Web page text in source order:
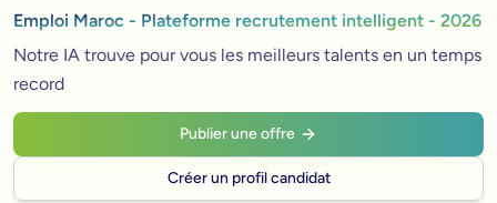
Emploi Maroc - Plateforme recrutement intelligent - 2026
Notre IA trouve pour vous les meilleurs talents en un temps
record
Publier une offre
Créer un profil candidat